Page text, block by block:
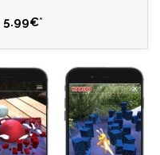
5.99€*